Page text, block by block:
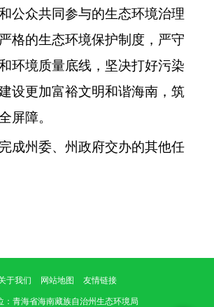
公众共同参与的生态环境治理
格的生态环境保护制度，严守
环境质量底线，坚决打好污染
设更加富裕文明和谐海南，筑
屏障。
州委、州政府交办的其他任
于我们 网站地图 友情链接
：青海省海南藏族自治州生态环境局